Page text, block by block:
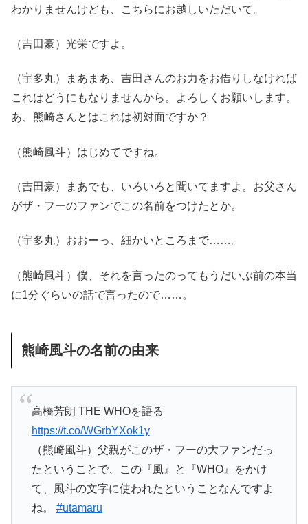
わかりませんけども、こちらにお越しいただいて。
（吉田豪）光栄ですよ。
（宇多丸）まあまあ、吉田さんのお力をお借りしなければ
これはどうにもなりませんから。よろしくお願いします。
あ、熊崎さんとはこれは初対面ですか？
（熊崎風斗）はじめてですね。
（吉田豪）まあでも、いろいろと聞いてますよ。お父さん
がザ・フーのファンでこの名前をつけたとか。
（宇多丸）おおーっ、細かいところまで……。
（熊崎風斗）僕、それを言ったのってもうだいぶ前の本当
に1分ぐらいの話で言ったので……。
熊崎風斗の名前の由来
高橋芳朗 THE WHOを語る
https://t.co/WGrbYXok1y
（熊崎風斗）父親がこのザ・フーの大ファンだっ
たということで、この『風』と『WHO』をかけ
て、風斗の文字に使われたということなんですよ
ね。 #utamaru